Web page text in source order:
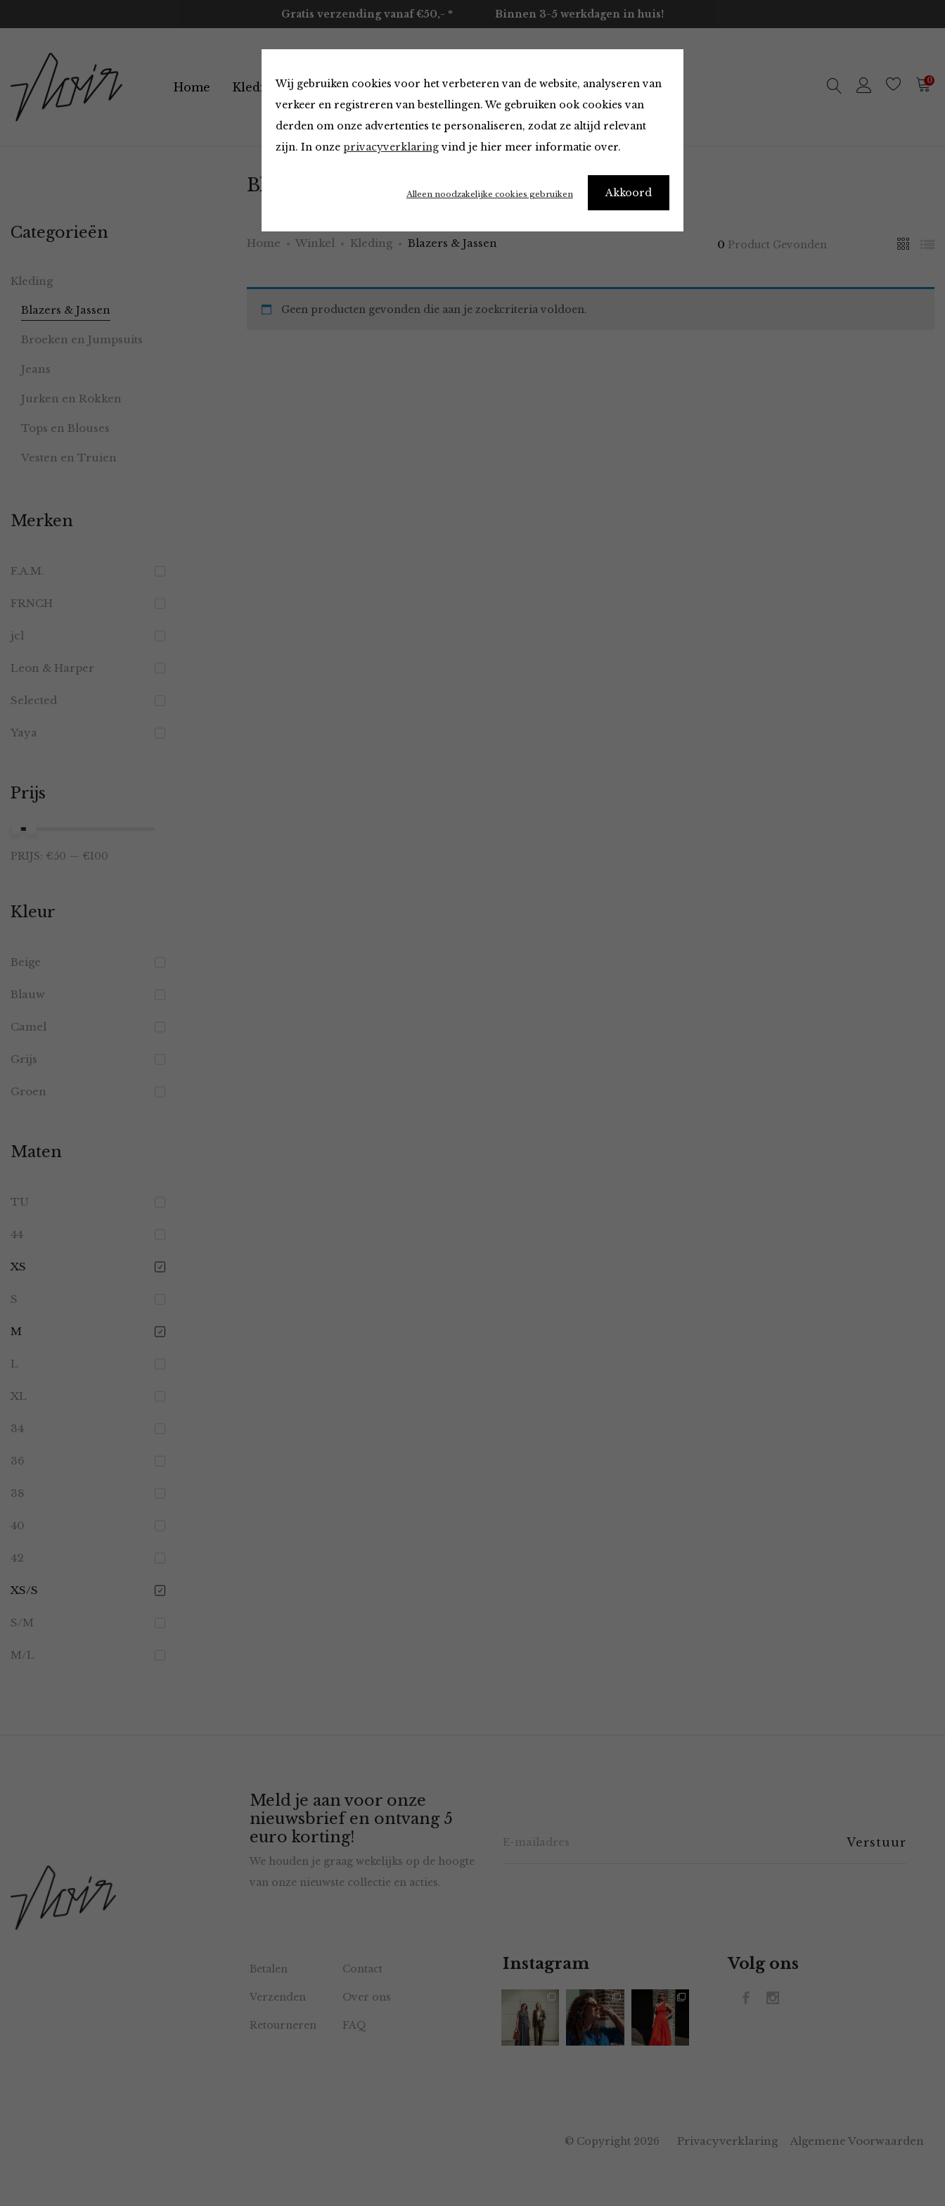
Wij gebruiken cookies voor het verbeteren van de website, analyseren van
verkeer en registreren van bestellingen. We gebruiken ook cookies van
derden om onze advertenties te personaliseren, zodat ze altijd relevant
zijn. In onze privacyverklaringvind je hier meer informatie over.
Akkoord
Alleen noodzakelijke cookies gebruiken
Gratis verzending vanaf €50,- * Binnen 3-5 werkdagen in huis!
Home Kleding Accessoires Merken Over ons Contact 0
Blazers & Jassen
Home Winkel Kleding Blazers & Jassen 0 Product Gevonden
Geen producten gevonden die aan je zoekcriteria voldoen.
Categorieën
Kleding
Blazers & Jassen
Broeken en Jumpsuits
Jeans
Jurken en Rokken
Tops en Blouses
Vesten en Truien
Merken
F.A.M.
FRNCH
jcl
Leon & Harper
Selected
Yaya
Prijs
PRIJS: €50 — €100
Kleur
Beige
Blauw
Camel
Grijs
Groen
Maten
TU
44
XS
S
M
L
XL
34
36
38
40
42
XS/S
S/M
M/L
Meld je aan voor onze
nieuwsbrief en ontvang 5
euro korting!
We houden je graag wekelijks op de hoogte
van onze nieuwste collectie en acties.
Betalen Contact
Verzenden Over ons
Retourneren FAQ
Instagram Volg ons
© Copyright 2026 Privacyverklaring Algemene Voorwaarden